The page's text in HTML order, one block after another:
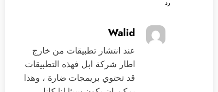
رد
Walid
عند انتشار تطبيقات من خارج
اطار شركة ابل فهذه التطبيقات
قد تحتوي بريمجات ضارة ، وهذا